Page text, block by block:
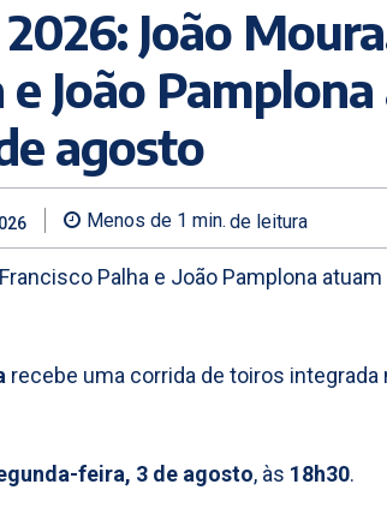
João
e João
agosto
Menos de 1 min. de leitura
Palha e João Pamplona
recebe uma corrida de toiros integrada
feira, 3 de agosto, às 18h30.